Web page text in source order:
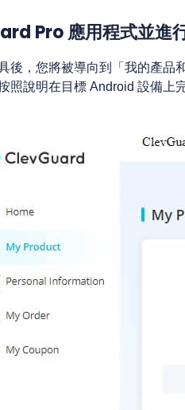
Pro 應用程式並進
後，您將被導向到「我的產
照說明在目標 Android 設備上